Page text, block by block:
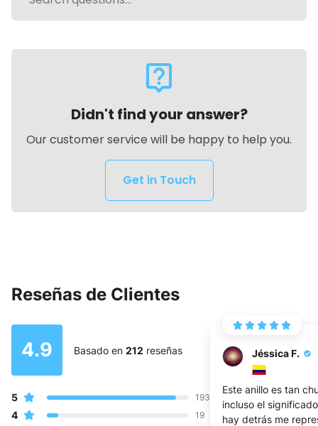
live_help
Didn't find your answer?
Our customer service will be happy to help you.
Get in Touch
Reseñas de Clientes
4.9 Basado en 212 reseñas
5 193
4 19
Jéssica F.
Este anillo es tan
incluso el
hay detrás me